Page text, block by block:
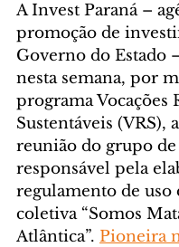
A Invest Paraná –
promoção de
Governo do Estado
nesta semana, por
programa Vocações
Sustentáveis (VRS),
reunião do grupo
responsável pela
regulamento de uso
coletiva “Somos
Atlântica”. Pioneira